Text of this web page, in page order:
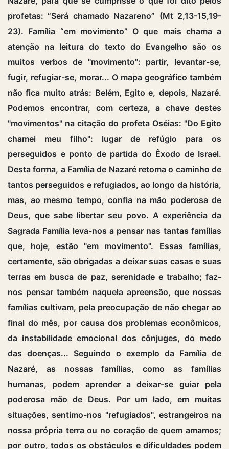
profetas: “Será chamado Nazareno” (Mt 2,13-15,19-
23). Família “em movimento” O que mais chama a
atenção na leitura do texto do Evangelho são os
muitos verbos de "movimento": partir, levantar-se,
fugir, refugiar-se, morar... O mapa geográfico também
não fica muito atrás: Belém, Egito e, depois, Nazaré.
Podemos encontrar, com certeza, a chave destes
"movimentos" na citação do profeta Oséias: "Do Egito
chamei meu filho": lugar de refúgio para os
perseguidos e ponto de partida do Êxodo de Israel.
Desta forma, a Família de Nazaré retoma o caminho de
tantos perseguidos e refugiados, ao longo da história,
mas, ao mesmo tempo, confia na mão poderosa de
Deus, que sabe libertar seu povo. A experiência da
Sagrada Família leva-nos a pensar nas tantas famílias
que, hoje, estão "em movimento". Essas famílias,
certamente, são obrigadas a deixar suas casas e suas
terras em busca de paz, serenidade e trabalho; faz-
nos pensar também naquela apreensão, que nossas
famílias cultivam, pela preocupação de não chegar ao
final do mês, por causa dos problemas econômicos,
da instabilidade emocional dos cônjuges, do medo
das doenças... Seguindo o exemplo da Família de
Nazaré, as nossas famílias, como as famílias
humanas, podem aprender a deixar-se guiar pela
poderosa mão de Deus. Por um lado, em muitas
situações, sentimo-nos "refugiados", estrangeiros na
nossa própria terra ou no coração de quem amamos;
por outro, todos os obstáculos e dificuldades podem